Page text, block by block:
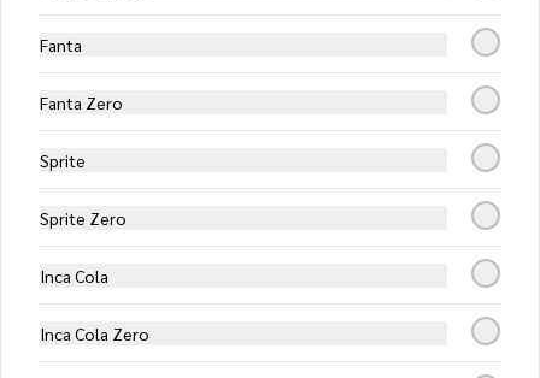
$12.550
Salsa de tomates, mozzarella, tomate,
Fanta
Fanta Zero
Sprite
Sprite Zero
Inca Cola
Inca Cola Zero